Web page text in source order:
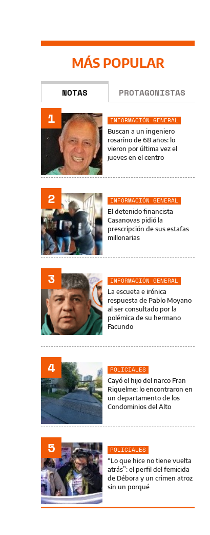
MÁS POPULAR
NOTAS PROTAGONISTAS
1
INFORMACIÓN GENERAL
Buscan a un ingeniero
rosarino de 68 años: lo
vieron por última vez el
jueves en el centro
2
INFORMACIÓN GENERAL
El detenido financista
Casanovas pidió la
prescripción de sus estafas
millonarias
3
INFORMACIÓN GENERAL
La escueta e irónica
respuesta de Pablo Moyano
al ser consultado por la
polémica de su hermano
Facundo
4
POLICIALES
Cayó el hijo del narco Fran
Riquelme: lo encontraron en
un departamento de los
Condominios del Alto
5
POLICIALES
“Lo que hice no tiene vuelta
atrás”: el perfil del femicida
de Débora y un crimen atroz
sin un porqué